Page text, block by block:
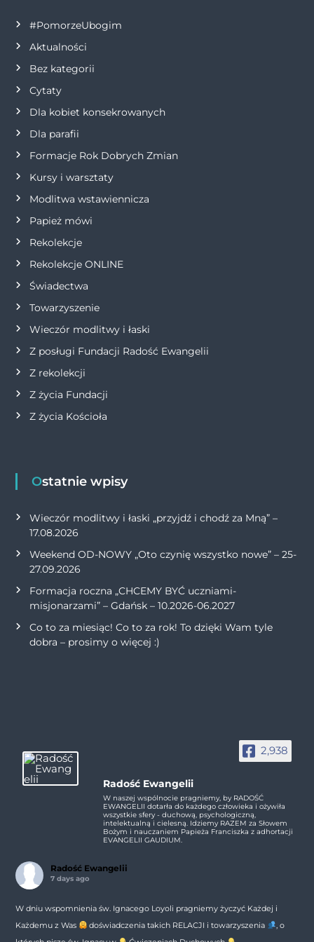
c
j
a
w
p
i
s
u
#PomorzeUbogim
Aktualności
Bez kategorii
Cytaty
Dla kobiet konsekrowanych
Dla parafii
Formacje Rok Dobrych Zmian
Kursy i warsztaty
Modlitwa wstawiennicza
Papież mówi
Rekolekcje
Rekolekcje ONLINE
Świadectwa
Towarzyszenie
Wieczór modlitwy i łaski
Z posługi Fundacji Radość Ewangelii
Z rekolekcji
Z życia Fundacji
Z życia Kościoła
Ostatnie wpisy
Wieczór modlitwy i łaski „przyjdź i chodź za Mną” –
17.08.2026
Weekend OD-NOWY „Oto czynię wszystko nowe” – 25-
27.09.2026
Formacja roczna „CHCEMY BYĆ uczniami-
misjonarzami” – Gdańsk – 10.2026-06.2027
Co to za miesiąc! Co to za rok! To dzięki Wam tyle
dobra – prosimy o więcej :)
2,938
Radość Ewangelii
W naszej wspólnocie pragniemy, by RADOŚĆ
EWANGELII dotarła do każdego człowieka i ożywiła
wszystkie sfery - duchową, psychologiczną,
intelektualną i cielesną. Idziemy RAZEM za Słowem
Bożym i nauczaniem Papieża Franciszka z adhortacji
EVANGELII GAUDIUM.
Radość Ewangelii
7 days ago
W dniu wspomnienia św. Ignacego Loyoli pragniemy życzyć Każdej i
Każdemu z Was
doświadczenia takich RELACJI i towarzyszenia
, o